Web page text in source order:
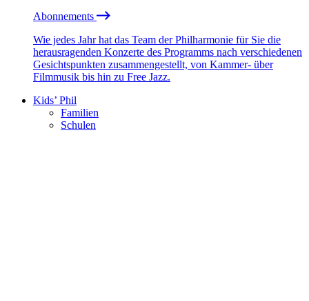
Abonnements
Wie jedes Jahr hat das Team der Philharmonie für Sie die
herausragenden Konzerte des Programms nach verschiedenen
Gesichtspunkten zusammengestellt, von Kammer- über
Filmmusik bis hin zu Free Jazz.
Kids’ Phil
Familien
Schulen